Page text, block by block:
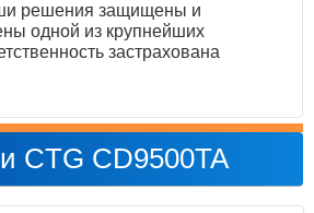
решения защищены и
одной из крупнейших
застрахована
CTG CD9500TA